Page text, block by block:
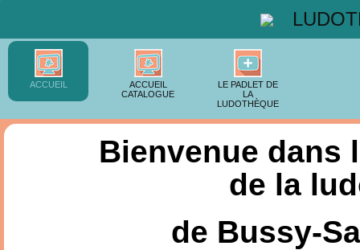
ACCUEIL
ACCUEIL
CATALOGUE
LE PADLET DE
LA
LUDOTHÈQUE
Bienvenue dans
de la
de Bussy-